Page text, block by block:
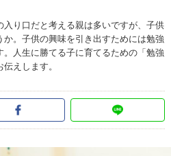
入り口だと考える親は多いですが、子供
。子供の興味を引き出すためには勉強
人生に勝てる子に育てるための「勉強
えします。